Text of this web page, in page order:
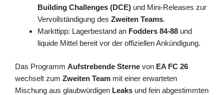
Building Challenges (DCE) und Mini-Releases zur
Vervollständigung des Zweiten Teams.
Markttipp: Lagerbestand an Fodders 84-88 und
liquide Mittel bereit vor der offiziellen Ankündigung.
Das Programm Aufstrebende Sterne von EA FC 26
wechselt zum Zweiten Team mit einer erwarteten
Mischung aus glaubwürdigen Leaks und fein abgestimmten